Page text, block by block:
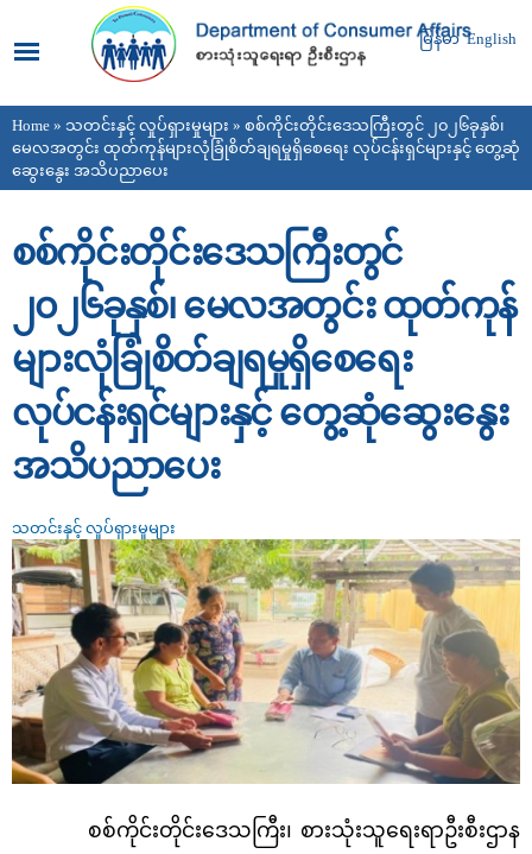
main
content
မြန်မာ English
You are here
Home » သတင်းနှင့် လှုပ်ရှားမှုများ » စစ်ကိုင်းတိုင်းဒေသကြီးတွင် ၂၀၂၆ခုနှစ်၊
မေလအတွင်း ထုတ်ကုန်များလုံခြုံစိတ်ချရမှုရှိစေရေး လုပ်ငန်းရှင်များနှင့် တွေ့ဆုံ
ဆွေးနွေး အသိပညာပေး
စစ်ကိုင်းတိုင်းဒေသကြီးတွင်
၂၀၂၆ခုနှစ်၊ မေလအတွင်း ထုတ်ကုန်
များလုံခြုံစိတ်ချရမှုရှိစေရေး
လုပ်ငန်းရှင်များနှင့် တွေ့ဆုံဆွေးနွေး
အသိပညာပေး
သတင်းနှင့် လှုပ်ရှားမှုများ
စစ်ကိုင်းတိုင်းဒေသကြီး၊ စားသုံးသူရေးရာဦးစီးဌာန